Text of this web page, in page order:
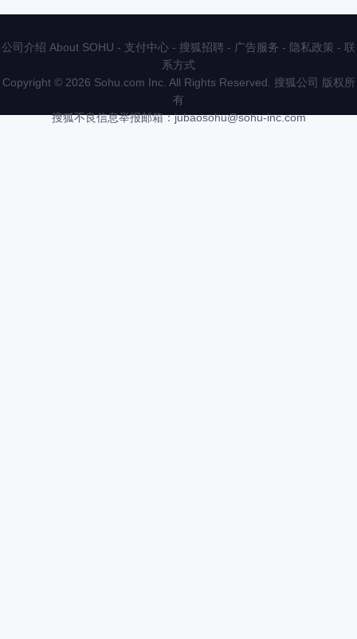
公司介绍 About SOHU - 支付中心 - 搜狐招聘 - 广告服务 - 隐私政策 - 联
系方式
Copyright © 2026 Sohu.com Inc. All Rights Reserved. 搜狐公司 版权所
有
搜狐不良信息举报邮箱：jubaosohu@sohu-inc.com